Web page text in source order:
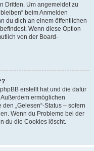
Dritten. Um angemeldet zu
beim Anmelden
du dich an einem öffentlichen
Wenn diese Option
von der Board-
erstellt hat und die dafür
ermöglichen
„Gelesen“-Status – sofern
Wenn du Probleme bei der
du die Cookies löscht.